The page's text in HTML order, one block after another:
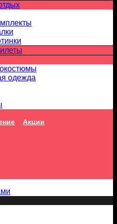
одежда
Акции